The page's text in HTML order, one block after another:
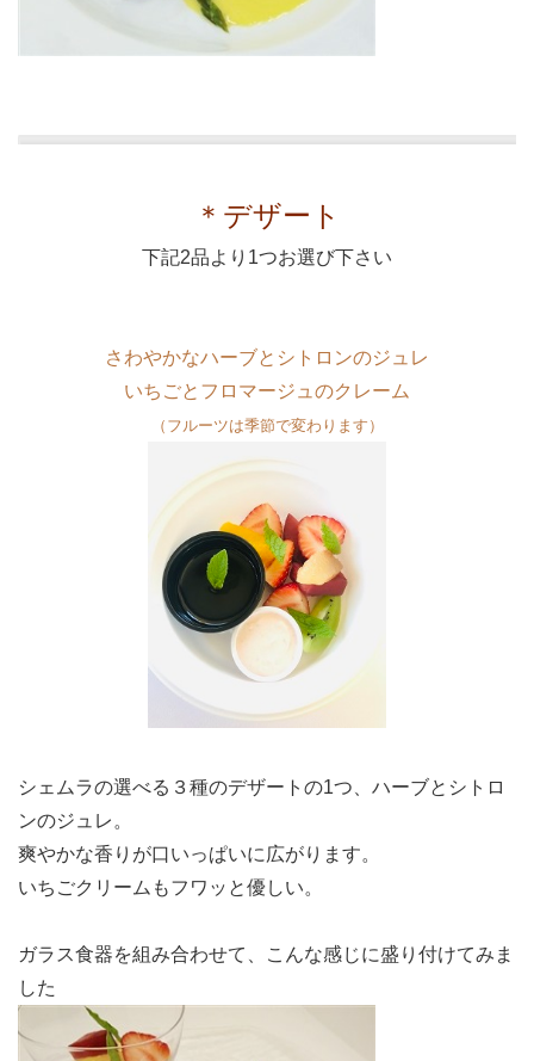
＊デザート
下記2品より1つお選び下さい
さわやかなハーブとシトロンのジュレ
いちごとフロマージュのクレーム
（フルーツは季節で変わります）
シェムラの選べる３種のデザートの1つ、ハーブとシトロ
ンのジュレ。
爽やかな香りが口いっぱいに広がります。
いちごクリームもフワッと優しい。
ガラス食器を組み合わせて、こんな感じに盛り付けてみま
した